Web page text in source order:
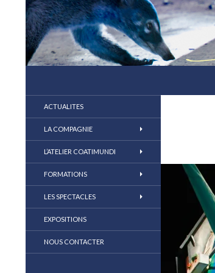
la marionnette au coeur du jeu
ACTUALITES
LA COMPAGNIE
L’ATELIER COATIMUNDI
FORMATIONS
LES SPECTACLES
EXPOSITIONS
NOUS CONTACTER